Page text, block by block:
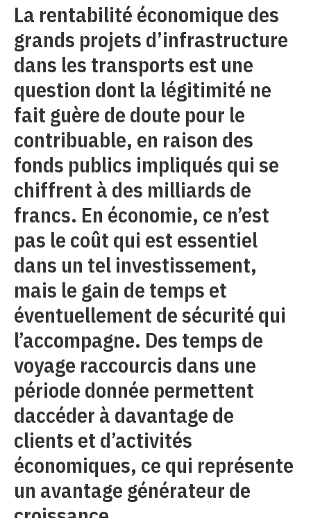
La rentabilité économique des
grands projets d’infrastructure
dans les transports est une
question dont la légitimité ne
fait guère de doute pour le
contribuable, en raison des
fonds publics impliqués qui se
chiffrent à des milliards de
francs. En économie, ce n’est
pas le coût qui est essentiel
dans un tel investissement,
mais le gain de temps et
éventuellement de sécurité qui
l’accompagne. Des temps de
voyage raccourcis dans une
période donnée permettent
daccéder à davantage de
clients et d’activités
économiques, ce qui représente
un avantage générateur de